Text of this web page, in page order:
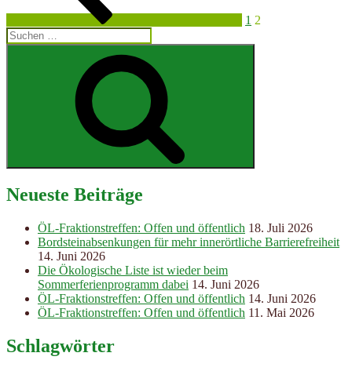
1 2
Suchen
nach:
Neueste Beiträge
ÖL-Fraktionstreffen: Offen und öffentlich 18. Juli 2026
Bordsteinabsenkungen für mehr innerörtliche Barrierefreiheit
14. Juni 2026
Die Ökologische Liste ist wieder beim
Sommerferienprogramm dabei 14. Juni 2026
ÖL-Fraktionstreffen: Offen und öffentlich 14. Juni 2026
ÖL-Fraktionstreffen: Offen und öffentlich 11. Mai 2026
Schlagwörter